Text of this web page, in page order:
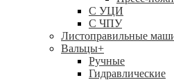
С УЦИ
С ЧПУ
Листоправильные
Вальцы+
Ручные
Гидравлические